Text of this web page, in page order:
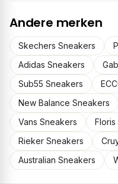
Andere merken
Skechers Sneakers
Adidas Sneakers
Sub55 Sneakers
New Balance Sneakers
Vans Sneakers
Floris
Rieker Sneakers
Australian Sneakers